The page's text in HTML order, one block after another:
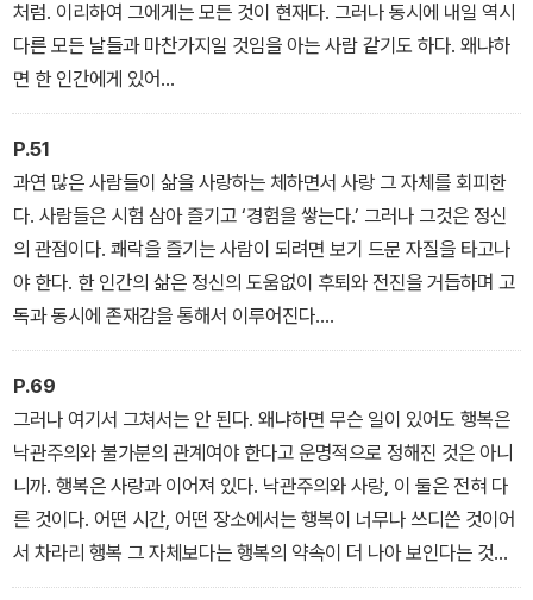
덕들 가운데 가장 오랜 역사를 가진 미덕을 위하여 싸우리라.
― 〈헬레네의 추방〉
처럼. 이리하여 그에게는 모든 것이 현재다. 그러나 동시에 내일 역시
다른 모든 날들과 마찬가지일 것임을 아는 사람 같기도 하다. 왜냐하
면 한 인간에게 있어
서 자신의 현재를 의식한다는 것은 곧 더 이상 아무것도 기대하지 않
는 것이기 때문이다. 만약 영혼의 상태를 나타내는 풍경이 있다면 그
것은 가장 천박한 풍경이다.
― 〈제밀라의 바람〉
P.51
과연 많은 사람들이 삶을 사랑하는 체하면서 사랑 그 자체를 회피한
다. 사람들은 시험 삼아 즐기고 ‘경험을 쌓는다.’ 그러나 그것은 정신
의 관점이다. 쾌락을 즐기는 사람이 되려면 보기 드문 자질을 타고나
야 한다. 한 인간의 삶은 정신의 도움없이 후퇴와 전진을 거듭하며 고
독과 동시에 존재감을 통해서 이루어진다.
― 〈알제의 여름〉
P.69
그러나 여기서 그쳐서는 안 된다. 왜냐하면 무슨 일이 있어도 행복은
낙관주의와 불가분의 관계여야 한다고 운명적으로 정해진 것은 아니
니까. 행복은 사랑과 이어져 있다. 낙관주의와 사랑, 이 둘은 전혀 다
른 것이다. 어떤 시간, 어떤 장소에서는 행복이 너무나 쓰디쓴 것이어
서 차라리 행복 그 자체보다는 행복의 약속이 더 나아 보인다는 것을
나는 알고 있다. 그러나 그것은 그 시간, 그 장소들에서 내가 사랑을